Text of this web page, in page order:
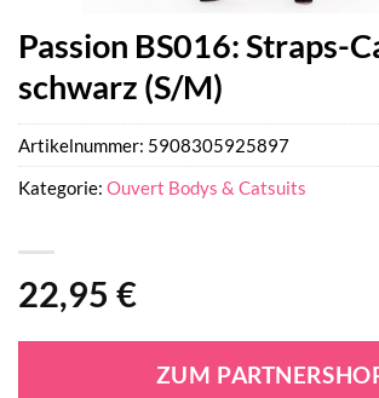
Passion BS016: Straps-
schwarz (S/M)
22,95 €
ZUM
Artikelnummer: 5908305925897
Kategorie: Ouvert Bodys & Catsuits